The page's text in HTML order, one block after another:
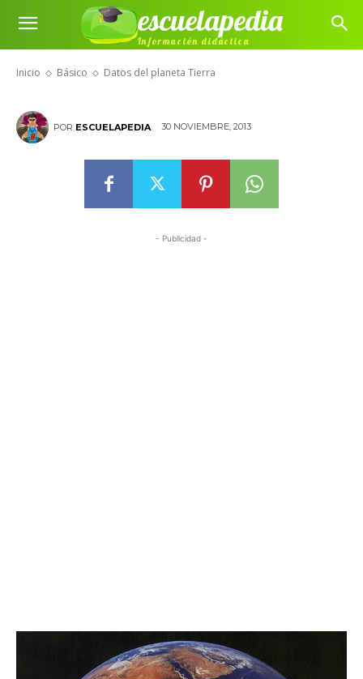
escuelapedia
Información didáctica
Inicio Básico Datos del planeta Tierra
Datos del planeta Tierra
POR ESCUELAPEDIA 30 NOVIEMBRE, 2013
- Publicidad -